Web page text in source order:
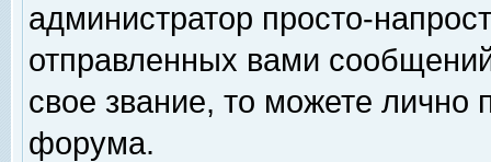
администратор просто-
отправленных вами
свое звание, то можете лично
форума.